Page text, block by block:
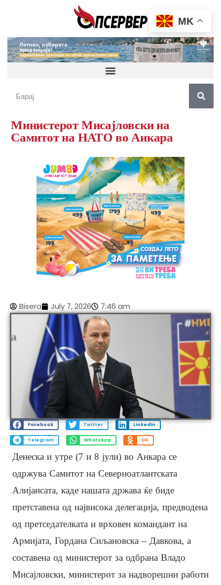
Министерот Мисајловски на
Самитот на НАТО во Анкара
Bisera July 7, 2026 7:46 am
Facebook Twitter LinkedIn
Telegram WhatsApp OK
Денеска и утре (7 и 8 јули) во Анкара се
одржува Самитот на Северноатлантската
Алијансата, каде нашата држава ќе биде
претставена од највисока делегација, предводена
од претседателката и врховен командант на
Армијата, Гордана Сиљановска – Давкова, а
составена од министерот за одбрана Владо
Мисајловски, министерот за надворешни работи
MK